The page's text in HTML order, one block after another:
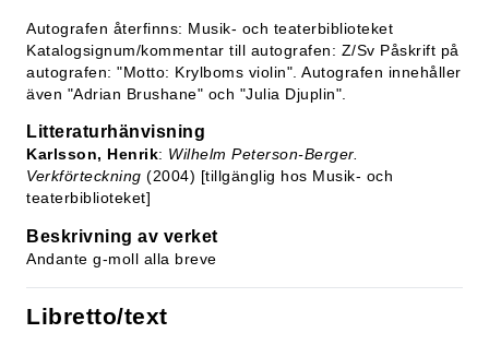
Autografen återfinns: Musik- och teaterbiblioteket
Katalogsignum/kommentar till autografen: Z/Sv Påskrift på
autografen: "Motto: Krylboms violin". Autografen innehåller
även "Adrian Brushane" och "Julia Djuplin".
Litteraturhänvisning
Karlsson, Henrik: Wilhelm Peterson-Berger.
Verkförteckning (2004) [tillgänglig hos Musik- och
teaterbiblioteket]
Beskrivning av verket
Andante g-moll alla breve
Libretto/text